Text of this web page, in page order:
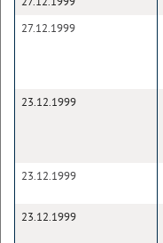
27.12.1999
23.12.1999
23.12.1999
23.12.1999